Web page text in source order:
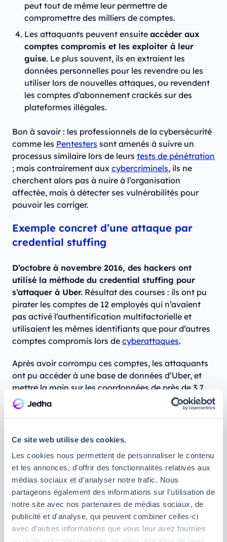
Ce site web utilise des cookies.
Les cookies nous permettent de personnaliser le contenu
et les annonces, d'offrir des fonctionnalités relatives aux
médias sociaux et d'analyser notre trafic. Nous
partageons également des informations sur l'utilisation de
notre site avec nos partenaires de médias sociaux, de
publicité et d'analyse, qui peuvent combiner celles-ci
avec d'autres informations que vous leur avez fournies
peut tout de même leur permettre de
compromettre des milliers de comptes.
Les attaquants peuvent ensuite accéder aux
comptes compromis et les exploiter à leur
guise. Le plus souvent, ils en extraient les
données personnelles pour les revendre ou les
utiliser lors de nouvelles attaques, ou revendent
les comptes d’abonnement crackés sur des
plateformes illégales.
Bon à savoir : les professionnels de la cybersécurité
comme les Pentesters sont amenés à suivre un
processus similaire lors de leurs tests de pénétration
; mais contrairement aux cybercriminels, ils ne
cherchent alors pas à nuire à l’organisation
affectée, mais à détecter ses vulnérabilités pour
pouvoir les corriger.
Exemple concret d’une attaque par
credential stuffing
D’octobre à novembre 2016, des hackers ont
utilisé la méthode du credential stuffing pour
s’attaquer à Uber. Résultat des courses : ils ont pu
pirater les comptes de 12 employés qui n’avaient
pas activé l’authentification multifactorielle et
utilisaient les mêmes identifiants que pour d’autres
comptes compromis lors de cyberattaques.
Après avoir corrompu ces comptes, les attaquants
ont pu accéder à une base de données d’Uber, et
mettre la main sur les coordonnées de près de 3,7
millions de conducteurs et de plus de 32 millions
d’utilisateurs de la plateforme. Les pirates ont
proposé d’effacer les données volées en échange
L’affaire aurait pu en rester là, si ce n’est qu’Uber a «
oublié » de prévenir les partis affectés par cette
fuite de données. L’information a été révélée
environ un an plus tard, entachant la réputation de
l’entreprise, qui a ensuite été condamnée à payer
148 millions de dollars à la Federal Trade